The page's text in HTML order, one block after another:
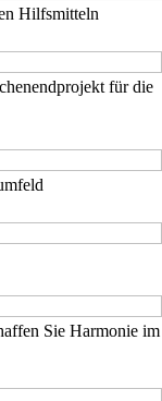
Hilfsmitteln
für die
Sie Harmonie im